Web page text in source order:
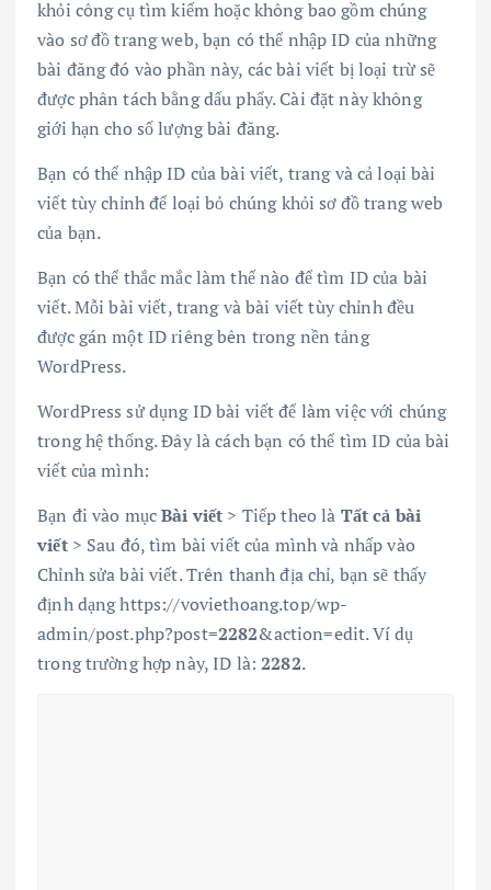
khỏi công cụ tìm kiếm hoặc không bao gồm chúng
vào sơ đồ trang web, bạn có thể nhập ID của những
bài đăng đó vào phần này, các bài viết bị loại trừ sẽ
được phân tách bằng dấu phẩy. Cài đặt này không
giới hạn cho số lượng bài đăng.
Bạn có thể nhập ID của bài viết, trang và cả loại bài
viết tùy chỉnh để loại bỏ chúng khỏi sơ đồ trang web
của bạn.
Bạn có thể thắc mắc làm thế nào để tìm ID của bài
viết. Mỗi bài viết, trang và bài viết tùy chỉnh đều
được gán một ID riêng bên trong nền tảng
WordPress.
WordPress sử dụng ID bài viết để làm việc với chúng
trong hệ thống. Đây là cách bạn có thể tìm ID của bài
viết của mình:
Bạn đi vào mụcBài viết > Tiếp theo là Tất cả bài
viết> Sau đó, tìm bài viết của mình và nhấp vào
Chỉnh sửa bài viết. Trên thanh địa chỉ, bạn sẽ thấy
định dạng https://voviethoang.top/wp-
admin/post.php?post=2282&action=edit. Ví dụ
trong trường hợp này, ID là:2282.